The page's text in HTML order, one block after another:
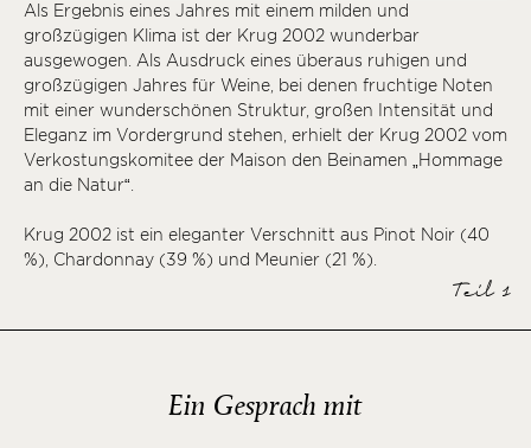
Als Ergebnis eines Jahres mit einem milden und
großzügigen Klima ist der Krug 2002 wunderbar
ausgewogen. Als Ausdruck eines überaus ruhigen und
großzügigen Jahres für Weine, bei denen fruchtige Noten
mit einer wunderschönen Struktur, großen Intensität und
Eleganz im Vordergrund stehen, erhielt der Krug 2002 vom
Verkostungskomitee der Maison den Beinamen „Hommage
an die Natur“.
Krug 2002 ist ein eleganter Verschnitt aus Pinot Noir (40
%), Chardonnay (39 %) und Meunier (21 %).
Teil 1
Ein Gesprach mit